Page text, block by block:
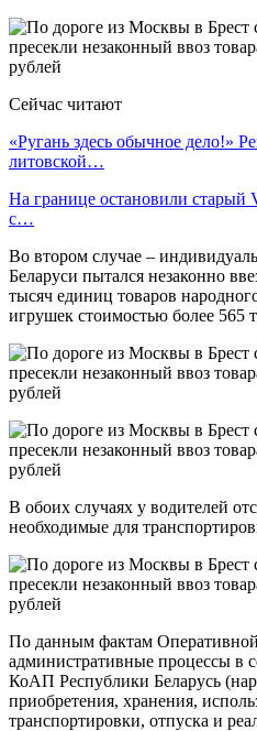
Сейчас читают
«Ругань здесь обычное дело!»
литовской…
На границе остановили старый
с…
Во втором случае –
Беларуси пытался незаконно
тысяч единиц товаров
игрушек стоимостью более 565
В обоих случаях у водителей
необходимые для
По данным фактам
административные процессы в
КоАП Республики Беларусь
приобретения, хранения,
транспортировки, отпуска и